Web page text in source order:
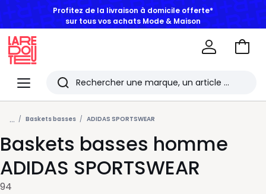
BONS PLANS | Jusqu'à -50% dès 2 articles*
Menu
Redoute
Rechercher
Les
derniers
articles
consultés
Aller
... Baskets basses ADIDAS SPORTSWEAR
Baskets basses homme
ADIDAS SPORTSWEAR
94